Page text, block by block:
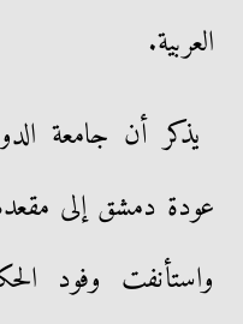
العربية.
يذكر أن جامعة
عودة دمشق إلى
واستأنفت وفود